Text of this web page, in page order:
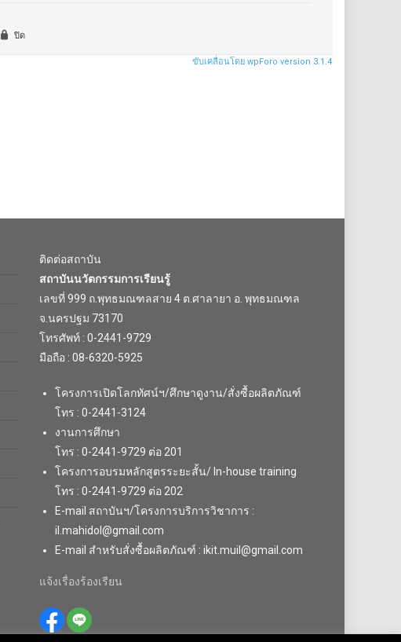
ปิด
ขับเคลื่อนโดย wpForo version 3.1.4
ติดต่อสถาบัน
สถาบันนวัตกรรมการเรียนรู้
เลขที่ 999 ถ.พุทธมณฑลสาย 4 ต.ศาลายา อ. พุทธมณฑล
จ.นครปฐม 73170
โทรศัพท์ : 0-2441-9729
มือถือ : 08-6320-5925
โครงการเปิดโลกทัศน์ฯ/ศึกษาดูงาน/สั่งซื้อผลิตภัณฑ์
โทร : 0-2441-3124
งานการศึกษา
โทร : 0-2441-9729 ต่อ 201
โครงการอบรมหลักสูตรระยะสั้น/ In-house training
โทร : 0-2441-9729 ต่อ 202
E-mail สถาบันฯ/โครงการบริการวิชาการ :
il.mahidol@gmail.com
E-mail สำหรับสั่งซื้อผลิตภัณฑ์ : ikit.muil@gmail.com
แจ้งเรื่องร้องเรียน